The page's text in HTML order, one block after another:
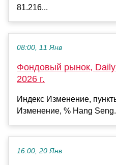
81.216...
08:00, 11 Янв
Фондовый рынок,
2026 г.
Индекс Изменение,
Изменение, % Hang
16:00, 20 Янв